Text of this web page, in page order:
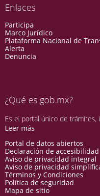
Enlaces
Participa
Marco Jurídico
Plataforma Nacional de
Alerta
Denuncia
¿Qué es gob.mx?
Es el portal único de trámites,
Leer más
Portal de datos abiertos
Declaración de accesibilidad
Aviso de privacidad integral
Aviso de privacidad
Términos y Condiciones
Política de seguridad
Mapa de sitio